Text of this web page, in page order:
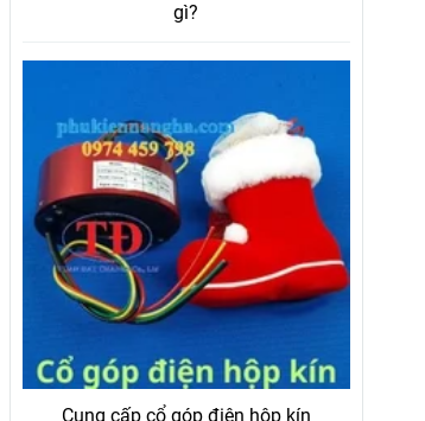
gì?
Cung cấp cổ góp điện hộp kín